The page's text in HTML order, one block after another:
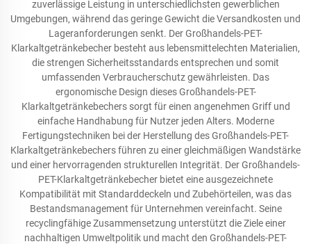
zuverlässige Leistung in unterschiedlichsten gewerblichen
Umgebungen, während das geringe Gewicht die Versandkosten und
Lageranforderungen senkt. Der Großhandels-PET-
Klarkaltgetränkebecher besteht aus lebensmittelechten Materialien,
die strengen Sicherheitsstandards entsprechen und somit
umfassenden Verbraucherschutz gewährleisten. Das
ergonomische Design dieses Großhandels-PET-
Klarkaltgetränkebechers sorgt für einen angenehmen Griff und
einfache Handhabung für Nutzer jeden Alters. Moderne
Fertigungstechniken bei der Herstellung des Großhandels-PET-
Klarkaltgetränkebechers führen zu einer gleichmäßigen Wandstärke
und einer hervorragenden strukturellen Integrität. Der Großhandels-
PET-Klarkaltgetränkebecher bietet eine ausgezeichnete
Kompatibilität mit Standarddeckeln und Zubehörteilen, was das
Bestandsmanagement für Unternehmen vereinfacht. Seine
recyclingfähige Zusammensetzung unterstützt die Ziele einer
nachhaltigen Umweltpolitik und macht den Großhandels-PET-